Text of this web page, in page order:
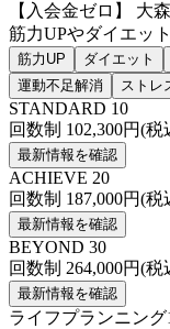
【入会金ゼロ】 大
筋力UPやダイエッ
筋力UP ダイエット
運動不足解消
ストレ
STANDARD 10
回数制 102,300円(税
最新情報を確認
ACHIEVE 20
回数制 187,000円(税
最新情報を確認
BEYOND 30
回数制 264,000円(税
最新情報を確認
ライフプランニング